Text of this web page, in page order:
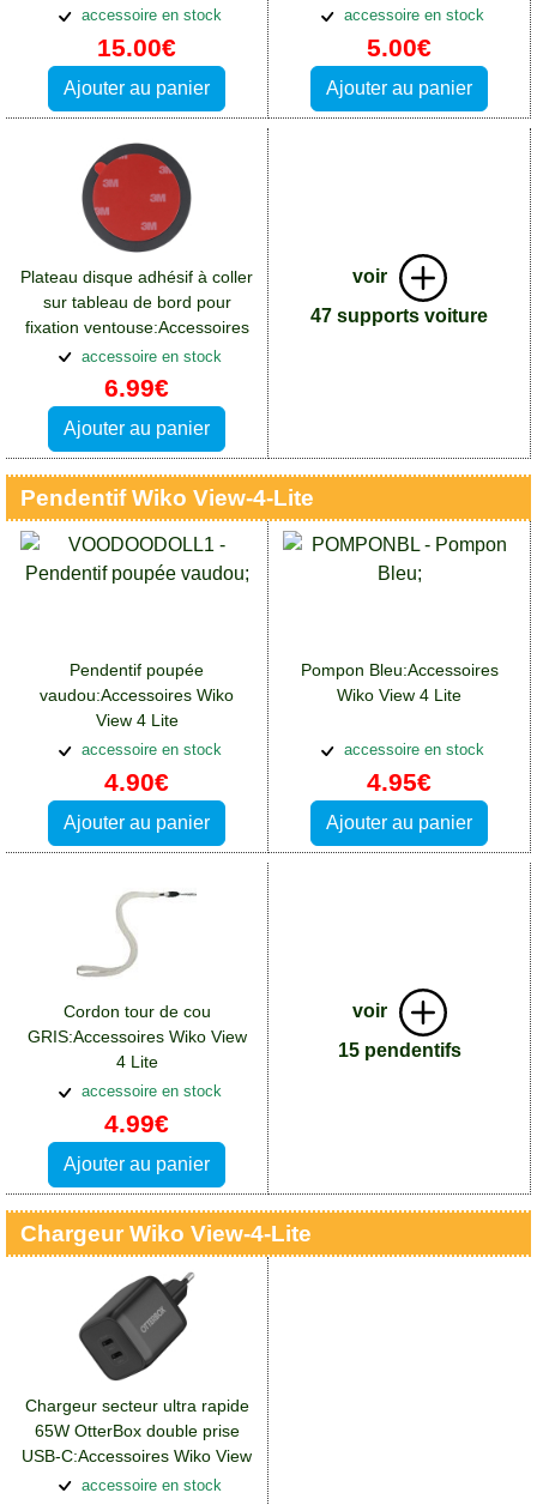
accessoire en stock
15.00€
Ajouter au panier
View 4 Lite
accessoire en stock
5.00€
Ajouter au panier
Plateau disque adhésif à coller
sur tableau de bord pour
fixation ventouse:Accessoires
Wiko View 4 Lite
accessoire en stock
6.99€
Ajouter au panier
voir
47 supports voiture
Pendentif Wiko View-4-Lite
Pendentif poupée
vaudou:Accessoires Wiko
View 4 Lite
accessoire en stock
4.90€
Ajouter au panier
Pompon Bleu:Accessoires
Wiko View 4 Lite
accessoire en stock
4.95€
Ajouter au panier
Cordon tour de cou
GRIS:Accessoires Wiko View
4 Lite
accessoire en stock
4.99€
Ajouter au panier
voir
15 pendentifs
Chargeur Wiko View-4-Lite
Chargeur secteur ultra rapide
65W OtterBox double prise
USB-C:Accessoires Wiko View
4 Lite
accessoire en stock